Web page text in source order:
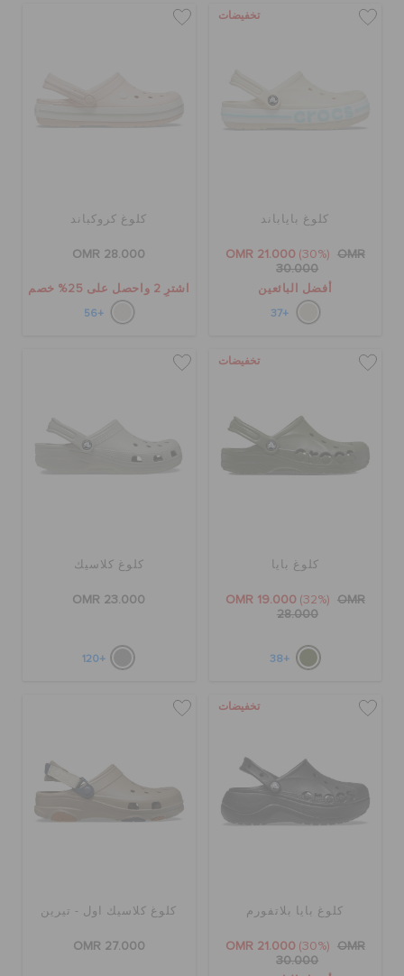
تخفيضات
كلوغ باياباند
OMR 21.000 (30%)
OMR
30.000
أفضل البائعين
+37
كلوغ كروكباند
OMR 28.000
اشترِ 2 واحصل على 25% خصم
+56
تخفيضات
كلوغ بايا
OMR 19.000 (32%)
OMR
28.000
+38
كلوغ كلاسيك
OMR 23.000
+120
تخفيضات
كلوغ بايا بلاتفورم
OMR 21.000 (30%)
OMR
30.000
كلوغ كلاسيك اول - تيرين
OMR 27.000